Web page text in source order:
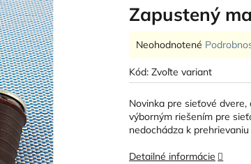
Zapustený
Kód: Zvoľte variant
Novinka pre sieťové
výborným riešením pre
nedochádza k
Detailné informácie
Priemerné
produktu
je
0,0
z
5
hviezdičiek.
Neohodnotené